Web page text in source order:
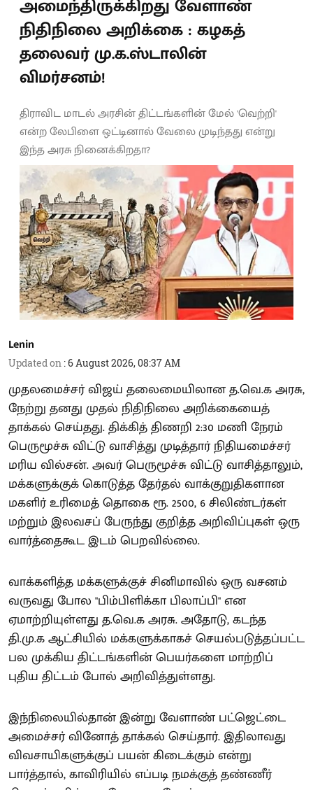
அமைந்திருக்கிறது வேளாண்
நிதிநிலை அறிக்கை : கழகத்
தலைவர் மு.க.ஸ்டாலின்
விமர்சனம்!
திராவிட மாடல் அரசின் திட்டங்களின் மேல் 'வெற்றி'
என்ற லேபிளை ஒட்டினால் வேலை முடிந்தது என்று
இந்த அரசு நினைக்கிறதா?
Lenin
Updated on :6 August 2026, 08:37 AM
முதலமைச்சர் விஜய் தலைமையிலான த.வெ.க அரசு,
நேற்று தனது முதல் நிதிநிலை அறிக்கையைத்
தாக்கல் செய்தது. திக்கித் திணறி 2:30 மணி நேரம்
பெருமூச்சு விட்டு வாசித்து முடித்தார் நிதியமைச்சர்
மரிய வில்சன். அவர் பெருமூச்சு விட்டு வாசித்தாலும்,
மக்களுக்குக் கொடுத்த தேர்தல் வாக்குறுதிகளான
மகளிர் உரிமைத் தொகை ரூ. 2500, 6 சிலிண்டர்கள்
மற்றும் இலவசப் பேருந்து குறித்த அறிவிப்புகள் ஒரு
வார்த்தைகூட இடம் பெறவில்லை.
வாக்களித்த மக்களுக்குச் சினிமாவில் ஒரு வசனம்
வருவது போல "பிம்பிளிக்கா பிலாப்பி" என
ஏமாற்றியுள்ளது த.வெ.க அரசு. அதோடு, கடந்த
தி.மு.க ஆட்சியில் மக்களுக்காகச் செயல்படுத்தப்பட்ட
பல முக்கிய திட்டங்களின் பெயர்களை மாற்றிப்
புதிய திட்டம் போல் அறிவித்துள்ளது.
இந்நிலையில்தான் இன்று வேளாண் பட்ஜெட்டை
அமைச்சர் வினோத் தாக்கல் செய்தார். இதிலாவது
விவசாயிகளுக்குப் பயன் கிடைக்கும் என்று
பார்த்தால், காவிரியில் எப்படி நமக்குத் தண்ணீர்